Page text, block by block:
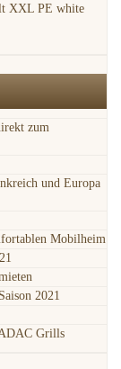
XXL PE white
zum
und Europa
Mobilheim
2021
Grills